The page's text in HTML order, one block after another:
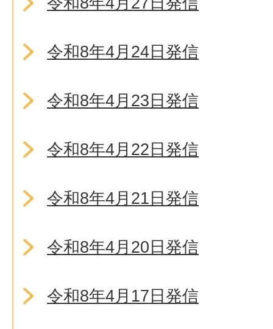
令和8年4月24日発信
令和8年4月23日発信
令和8年4月22日発信
令和8年4月21日発信
令和8年4月20日発信
令和8年4月17日発信